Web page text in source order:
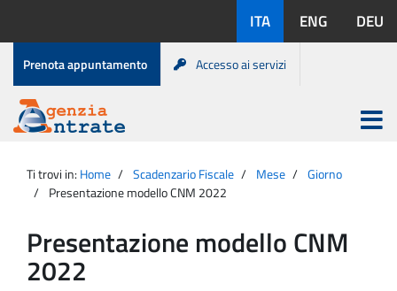
contenuto
disponibili:
ITA ENG DEU
Menu
di
servizio
Prenota appuntamento Accesso ai servizi
Agenzia
Entrate
Apri
menu
principale
Ti trovi in: Home Scadenzario Fiscale Mese
Giorno
Presentazione modello CNM 2022
Presentazione modello CNM
2022